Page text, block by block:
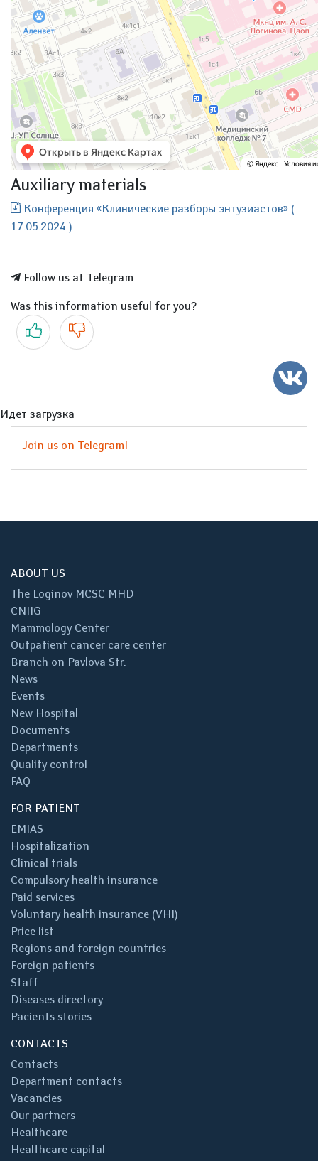
Auxiliary materials
Конференция «Клинические разборы энтузиастов» (
17.05.2024 )
Follow us at Telegram
Was this information useful for you?
Yes No
Идет загрузка
Join us on Telegram!
ABOUT US
The Loginov MCSC MHD
CNIIG
Mammology Center
Outpatient cancer care center
Branch on Pavlova Str.
News
Events
New Hospital
Documents
Departments
Quality control
FAQ
FOR PATIENT
EMIAS
Hospitalization
Clinical trials
Compulsory health insurance
Paid services
Voluntary health insurance (VHI)
Price list
Regions and foreign countries
Foreign patients
Staff
Diseases directory
Pacients stories
CONTACTS
Contacts
Department contacts
Vacancies
Our partners
Healthcare
Healthcare capital